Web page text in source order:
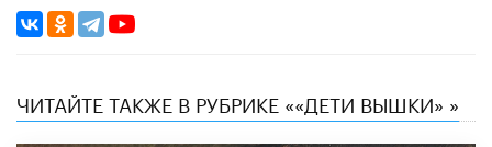
ЧИТАЙТЕ ТАКЖЕ В РУБРИКЕ ««ДЕТИ ВЫШКИ» »